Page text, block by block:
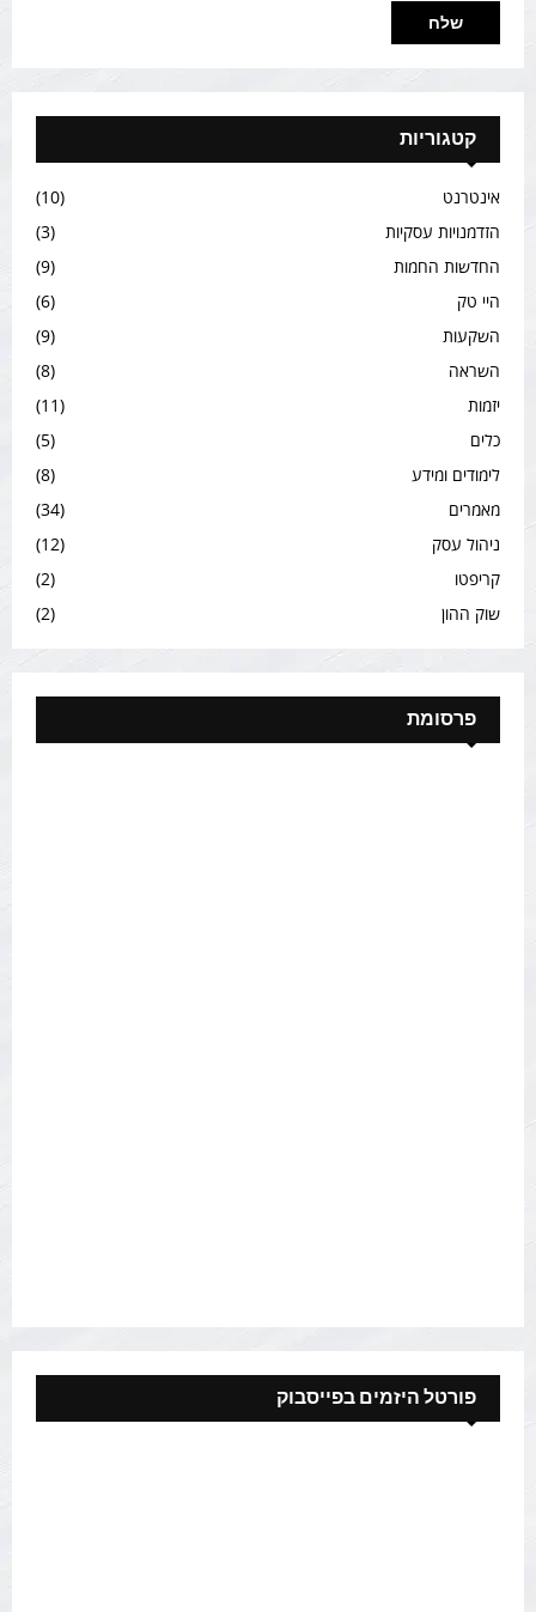
קטגוריות
אינטרנט
(10)
הזדמנויות עסקיות
(3)
החדשות החמות
(9)
היי טק
(6)
השקעות
(9)
השראה
(8)
יזמות
(11)
כלים
(5)
לימודים ומידע
(8)
מאמרים
(34)
ניהול עסק
(12)
קריפטו
(2)
שוק ההון
(2)
פרסומת
פורטל היזמים בפייסבוק